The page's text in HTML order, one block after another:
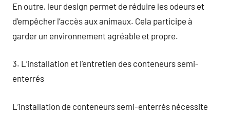
En outre, leur design permet de réduire les odeurs et
d’empêcher l’accès aux animaux. Cela participe à
garder un environnement agréable et propre.
3. L’installation et l’entretien des conteneurs semi-
enterrés
L’installation de conteneurs semi-enterrés nécessite